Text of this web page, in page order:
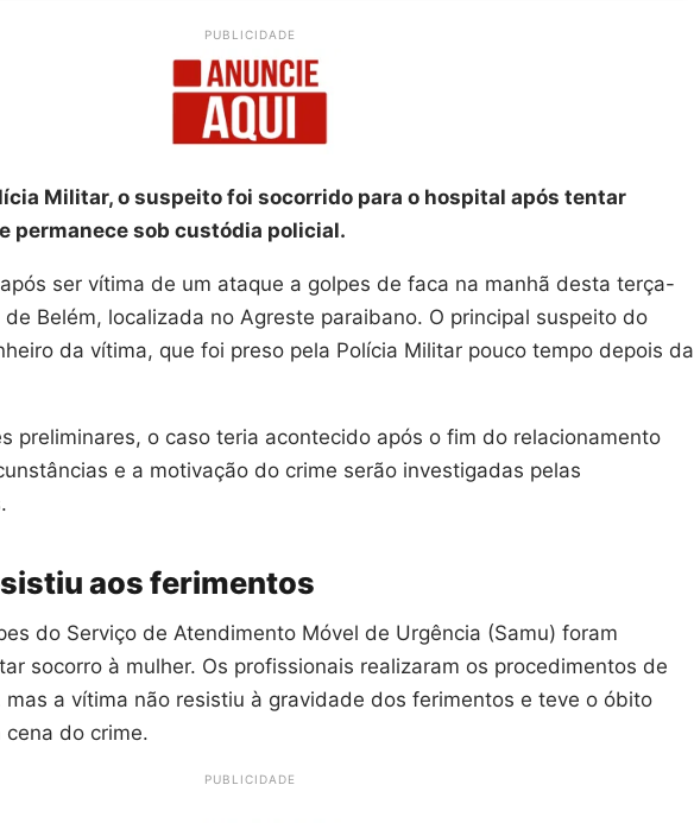
PUBLICIDADE
Militar, o suspeito foi socorrido para o hospital após tentar
permanece sob custódia policial.
ser vítima de um ataque a golpes de faca na manhã desta terça-
Belém, localizada no Agreste paraibano. O principal suspeito do
da vítima, que foi preso pela Polícia Militar pouco tempo depois da
preliminares, o caso teria acontecido após o fim do relacionamento
e a motivação do crime serão investigadas pelas
aos ferimentos
do Serviço de Atendimento Móvel de Urgência (Samu) foram
socorro à mulher. Os profissionais realizaram os procedimentos de
mas a vítima não resistiu à gravidade dos ferimentos e teve o óbito
do crime.
PUBLICIDADE